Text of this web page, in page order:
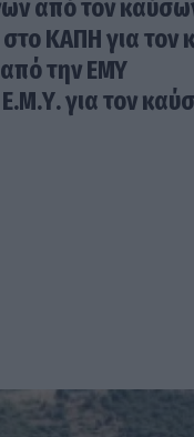
από τον
στο ΚΑΠΗ για
την ΕΜΥ
Ε.Μ.Υ. για τον